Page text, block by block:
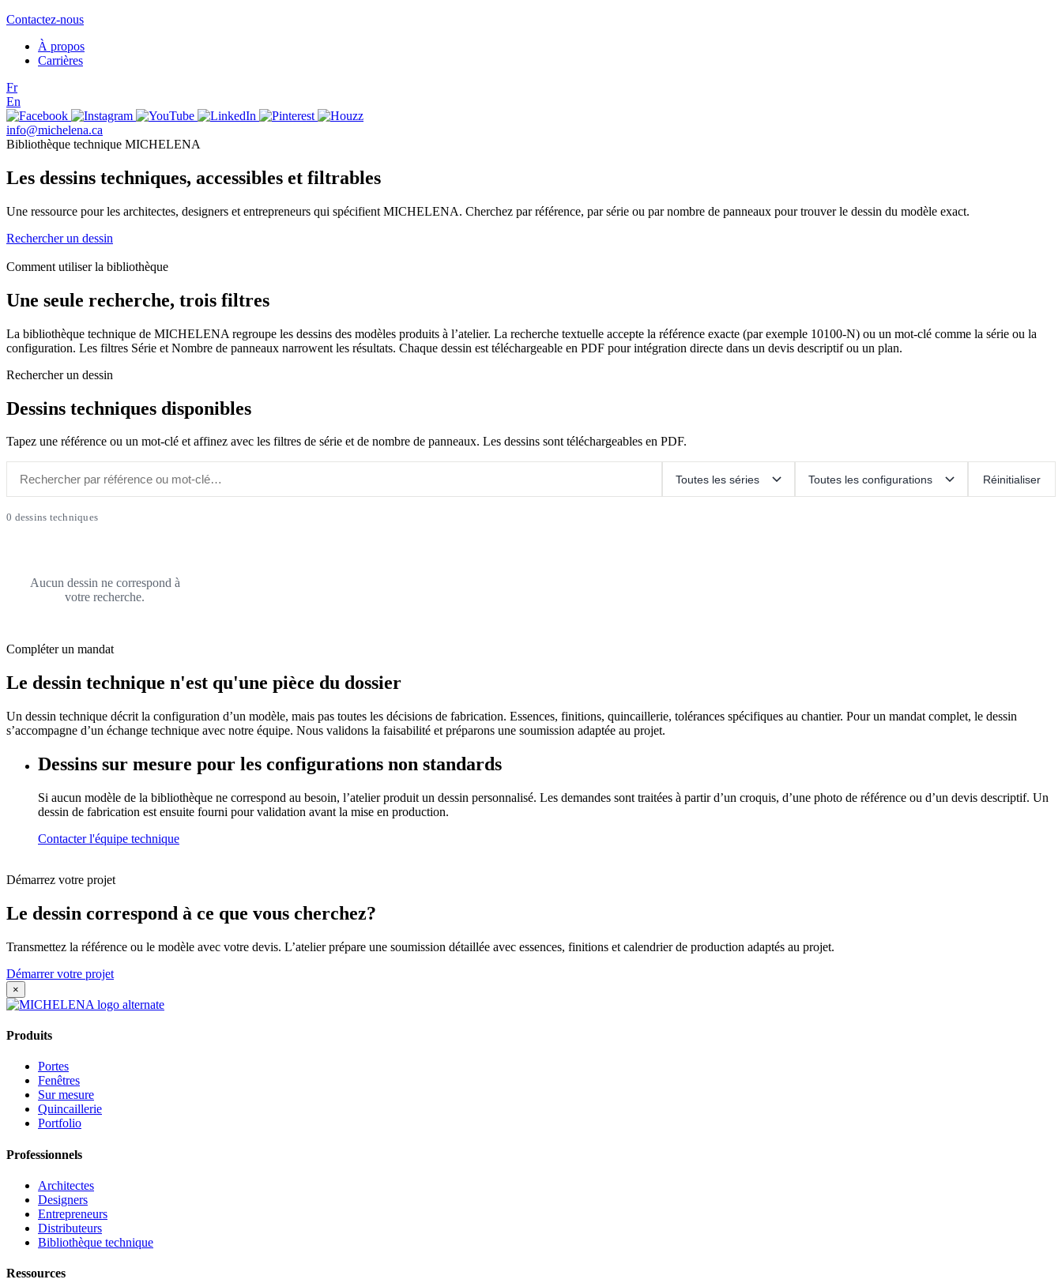
Contactez-nous
À propos
Carrières
Fr
En
info@michelena.ca
Bibliothèque technique MICHELENA
Les dessins techniques, accessibles et filtrables
Une ressource pour les architectes, designers et entrepreneurs qui spécifient MICHELENA. Cherchez par référence, par série ou par nombre de panneaux pour trouver le dessin du modèle exact.
Rechercher un dessin
Comment utiliser la bibliothèque
Une seule recherche, trois filtres
La bibliothèque technique de MICHELENA regroupe les dessins des modèles produits à l’atelier. La recherche textuelle accepte la référence exacte (par exemple 10100-N) ou un mot-clé comme la série ou la
configuration. Les filtres Série et Nombre de panneaux narrowent les résultats. Chaque dessin est téléchargeable en PDF pour intégration directe dans un devis descriptif ou un plan.
Rechercher un dessin
Dessins techniques disponibles
Tapez une référence ou un mot-clé et affinez avec les filtres de série et de nombre de panneaux. Les dessins sont téléchargeables en PDF.
Réinitialiser
0 dessins techniques
Aucun dessin ne correspond à
votre recherche.
Compléter un mandat
Le dessin technique n'est qu'une pièce du dossier
Un dessin technique décrit la configuration d’un modèle, mais pas toutes les décisions de fabrication. Essences, finitions, quincaillerie, tolérances spécifiques au chantier. Pour un mandat complet, le dessin
s’accompagne d’un échange technique avec notre équipe. Nous validons la faisabilité et préparons une soumission adaptée au projet.
Dessins sur mesure pour les configurations non standards
Si aucun modèle de la bibliothèque ne correspond au besoin, l’atelier produit un dessin personnalisé. Les demandes sont traitées à partir d’un croquis, d’une photo de référence ou d’un devis descriptif. Un
dessin de fabrication est ensuite fourni pour validation avant la mise en production.
Contacter l'équipe technique
Démarrez votre projet
Le dessin correspond à ce que vous cherchez?
Transmettez la référence ou le modèle avec votre devis. L’atelier prépare une soumission détaillée avec essences, finitions et calendrier de production adaptés au projet.
Démarrer votre projet
×
Produits
Portes
Fenêtres
Sur mesure
Quincaillerie
Portfolio
Professionnels
Architectes
Designers
Entrepreneurs
Distributeurs
Bibliothèque technique
Ressources